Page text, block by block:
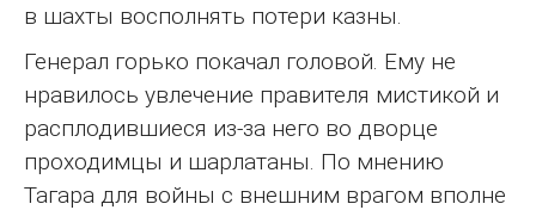
в шахты восполнять потери казны.
Генерал горько покачал головой. Ему не
нравилось увлечение правителя мистикой и
расплодившиеся из-за него во дворце
проходимцы и шарлатаны. По мнению
Тагара для войны с внешним врагом вполне